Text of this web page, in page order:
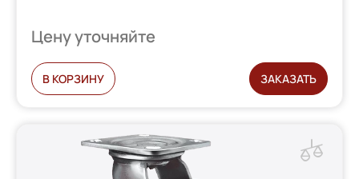
Цену уточняйте
В КОРЗИНУ ЗАКАЗАТЬ